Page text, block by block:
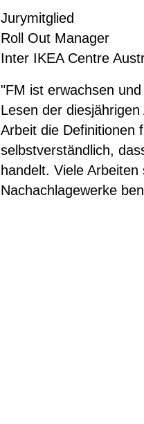
Jurymitglied
Roll Out Manager
Inter IKEA Centre
"FM ist erwachsen
Lesen der
Arbeit die Definitionen
selbstverständlich,
handelt. Viele
Nachachlagewerke